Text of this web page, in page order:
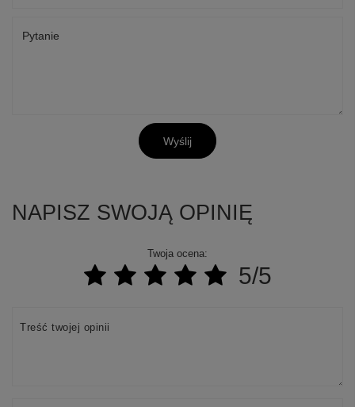
Pytanie
Wyślij
NAPISZ SWOJĄ OPINIĘ
Twoja ocena:
5/5
Treść twojej opinii